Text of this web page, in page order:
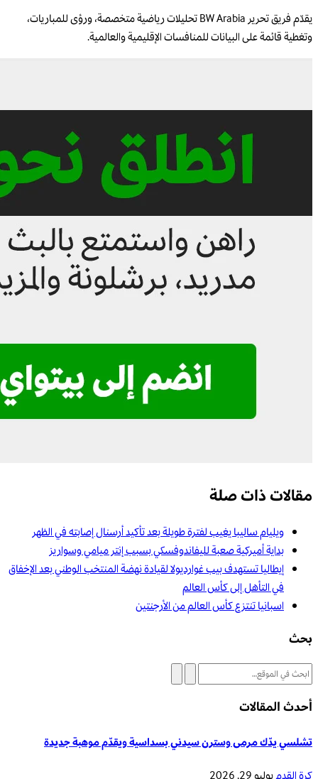
يقدّم فريق تحرير BW Arabia تحليلات رياضية متخصصة، ورؤى للمباريات،
وتغطية قائمة على البيانات للمنافسات الإقليمية والعالمية.
مقالات ذات صلة
ويليام ساليبا يغيب لفترة طويلة بعد تأكيد أرسنال إصابته في الظهر
بداية أميركية صعبة لليفاندوفسكي بسبب إنتر ميامي وسواريز
إيطاليا تستهدف بيب غوارديولا لقيادة نهضة المنتخب الوطني بعد الإخفاق
في التأهل إلى كأس العالم
اسبانيا تنتزع كأس العالم من الأرجنتين
بحث
أحدث المقالات
تشلسي يدّك مرمى وسترن سيدني بسداسية ويقدّم موهبة جديدة